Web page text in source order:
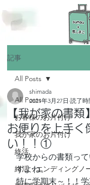
記事
All Posts
お客様のお片付け
我が家のお片付け
終活
終活・エンディングノ
All Posts
【我が家の書
お便りを上手く
い！！①
shimada
2021年3月27日 読了時
学校からの書類っ
すよね。
特に学期末～！！学